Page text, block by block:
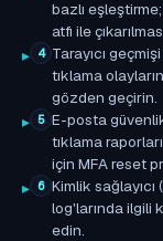
bazlı
atfı ile
4 Tarayıcı
tıklama
gözden geçirin.
5 E-posta
tıklama
için MFA reset
6 Kimlik
log'larında ilgili
edin.